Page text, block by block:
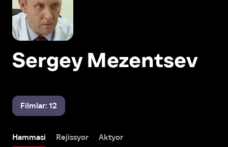
Sergey Mezentsev
Filmlar: 12
Hammasi Rejissyor Aktyor